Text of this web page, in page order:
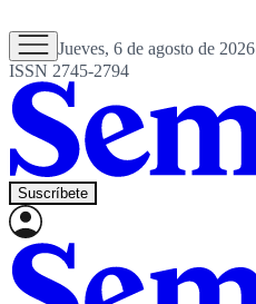
Jueves, 6 de agosto de 2026
ISSN 2745-2794
Suscríbete